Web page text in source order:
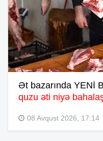
Ət bazarında YENİ
quzu əti niyə
08 Avqust 2026, 17:14